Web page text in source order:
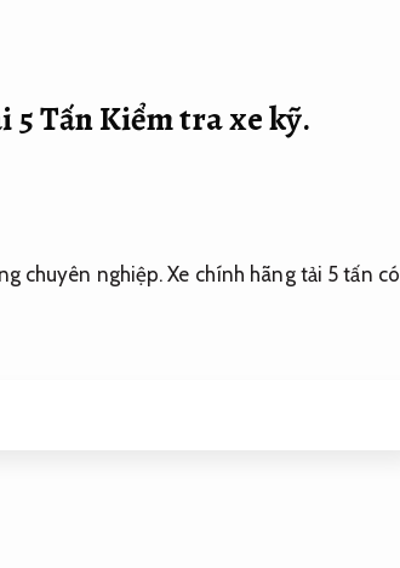
5 TấnKiểm tra xe kỹ.
chuyên nghiệp.Xe chính hãng tải 5 tấn có